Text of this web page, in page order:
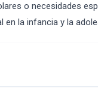
o necesidades
en la infancia y la